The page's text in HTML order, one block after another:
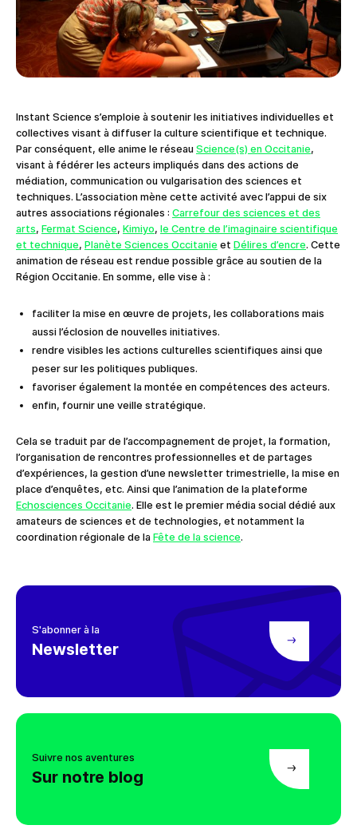
Instant Science s’emploie à soutenir les initiatives individuelles et
collectives visant à diffuser la culture scientifique et technique.
Par conséquent, elle anime le réseau Science(s) en Occitanie,
visant à fédérer les acteurs impliqués dans des actions de
médiation, communication ou vulgarisation des sciences et
techniques. L’association mène cette activité avec l’appui de six
autres associations régionales : Carrefour des sciences et des
arts, Fermat Science, Kimiyo, le Centre de l’imaginaire scientifique
et technique, Planète Sciences Occitanie et Délires d’encre. Cette
animation de réseau est rendue possible grâce au soutien de la
Région Occitanie. En somme, elle vise à :
faciliter la mise en œuvre de projets, les collaborations mais
aussi l’éclosion de nouvelles initiatives.
rendre visibles les actions culturelles scientifiques ainsi que
peser sur les politiques publiques.
favoriser également la montée en compétences des acteurs.
enfin, fournir une veille stratégique.
Cela se traduit par de l’accompagnement de projet, la formation,
l’organisation de rencontres professionnelles et de partages
d’expériences, la gestion d’une newsletter trimestrielle, la mise en
place d’enquêtes, etc. Ainsi que l’animation de la plateforme
Echosciences Occitanie. Elle est le premier média social dédié aux
amateurs de sciences et de technologies, et notamment la
coordination régionale de la Fête de la science.
S'abonner à la
Newsletter
Suivre nos aventures
Sur notre blog